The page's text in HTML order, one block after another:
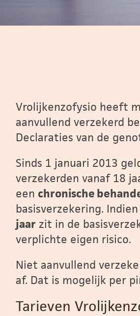
Vrolijkenzofysio heeft
aanvullend verzekerd
Declaraties van de
Sinds 1 januari 2013
verzekerden vanaf 18
een chronische
basisverzekering.
jaar zit in de
verplichte eigen risico.
Niet aanvullend
af. Dat is mogelijk per
Tarieven